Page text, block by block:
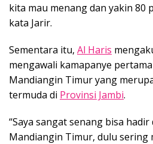
kita mau menang dan yakin 80
kata Jarir.
Sementara itu, Al Haris
mengawali kamapanye
Mandiangin Timur yang
termuda di Provinsi Jambi.
“Saya sangat senang bisa hadir
Mandiangin Timur, dulu sering